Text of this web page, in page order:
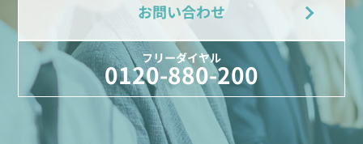
お問い合わせ
フリーダイヤル
0120-880-200